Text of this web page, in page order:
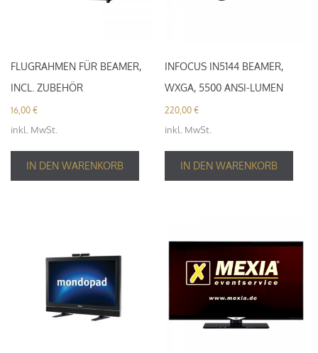
FLUGRAHMEN FÜR BEAMER,
INCL. ZUBEHÖR
16,00 €
inkl. MwSt.
IN DEN WARENKORB
INFOCUS IN5144 BEAMER,
WXGA, 5500 ANSI-LUMEN
220,00€
inkl. MwSt.
IN DEN WARENKORB